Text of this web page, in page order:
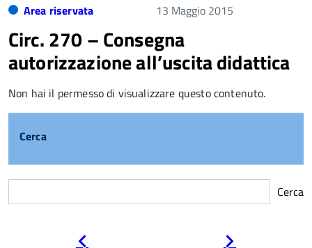
Area riservata 13 Maggio 2015
Circ. 270 – Consegna
autorizzazione all’uscita didattica
Non hai il permesso di visualizzare questo contenuto.
Cerca
Cerca